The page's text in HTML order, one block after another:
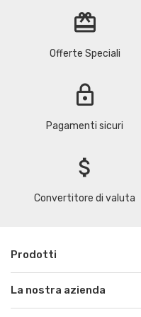
redeem
Offerte Speciali
lock
Pagamenti sicuri
attach_money
Convertitore di valuta
Prodotti
La nostra azienda